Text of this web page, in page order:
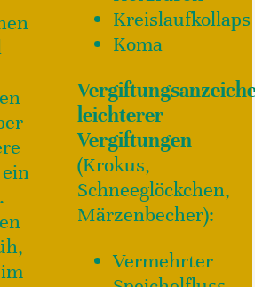
Kreislaufkollaps
Koma
leichterer
Vergiftungen
(Krokus,
Schneeglöckchen,
Märzenbecher):
Vermehrter